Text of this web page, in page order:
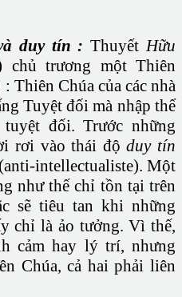
duy tín :ThuyếtHữu
chủ trương một Thiên
Thiên Chúa của các nhà
Tuyệt đối mà nhập thể
đối. Trước những
rơi vào thái độduy tín
intellectualiste). Một
như thế chỉ tồn tại trên
sẽ tiêu tan khi những
chỉ là ảo tưởng. Vì thế,
cảm hay lý trí, nhưng
Chúa, cả hai phải liên